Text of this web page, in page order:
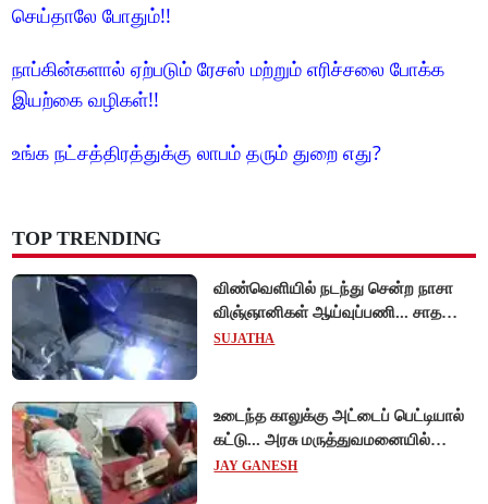
செய்தாலே போதும்!!
நாப்கின்களால் ஏற்படும் ரேசஸ் மற்றும் எரிச்சலை போக்க
இயற்கை வழிகள்!!
உங்க நட்சத்திரத்துக்கு லாபம் தரும் துறை எது?
TOP TRENDING
விண்வெளியில் நடந்து சென்ற நாசா
விஞ்ஞானிகள் ஆய்வுப்பணி... சாதனை
!
SUJATHA
உடைந்த காலுக்கு அட்டைப் பெட்டியால்
கட்டு... அரசு மருத்துவமனையில்
விநோத சிகிச்சை... அதிர்ச்சி வீடியோ!
JAY GANESH